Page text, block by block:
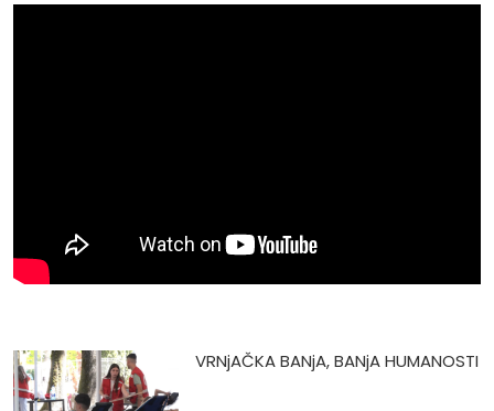
VRNjAČKA BANjA, BANjA HUMANOSTI